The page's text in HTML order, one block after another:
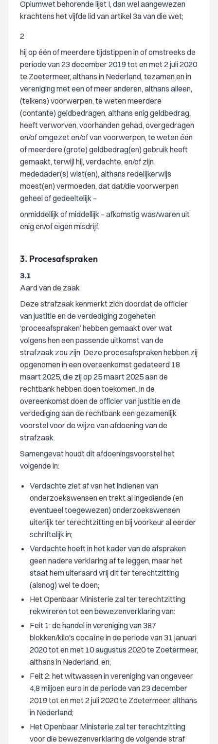
Opiumwet behorende lijst I, dan wel aangewezen
krachtens het vijfde lid van artikel 3a van die wet;
2
hij op één of meerdere tijdstippen in of omstreeks de
periode van 23 december 2019 tot en met 2 juli 2020
te Zoetermeer, althans in Nederland, tezamen en in
vereniging met een of meer anderen, althans alleen,
(telkens) voorwerpen, te weten meerdere
(contante) geldbedragen, althans enig geldbedrag,
heeft verworven, voorhanden gehad, overgedragen
en/of omgezet en/of van voorwerpen, te weten één
of meerdere (grote) geldbedrag(en) gebruik heeft
gemaakt, terwijl hij, verdachte, en/of zijn
mededader(s) wist(en), althans redelijkerwijs
moest(en) vermoeden, dat dat/die voorwerpen
geheel of gedeeltelijk –
onmiddellijk of middellijk – afkomstig was/waren uit
enig en/of eigen misdrijf.
3. Procesafspraken
3.1
Aard van de zaak
Deze strafzaak kenmerkt zich doordat de officier
van justitie en de verdediging zogeheten
‘procesafspraken’ hebben gemaakt over wat
volgens hen een passende uitkomst van de
strafzaak zou zijn. Deze procesafspraken hebben zij
opgenomen in een overeenkomst gedateerd 18
maart 2025, die zij op 25 maart 2025 aan de
rechtbank hebben doen toekomen. In de
overeenkomst doen de officier van justitie en de
verdediging aan de rechtbank een gezamenlijk
voorstel voor de wijze van afdoening van de
strafzaak.
Samengevat houdt dit afdoeningsvoorstel het
volgende in:
Verdachte ziet af van het indienen van
onderzoekswensen en trekt al ingediende (en
eventueel toegewezen) onderzoekswensen
uiterlijk ter terechtzitting en bij voorkeur al eerder
schriftelijk in;
Verdachte hoeft in het kader van de afspraken
geen nadere verklaring af te leggen, maar het
staat hem uiteraard vrij dit ter terechtzitting
(alsnog) wel te doen;
Het Openbaar Ministerie zal ter terechtzitting
rekwireren tot een bewezenverklaring van:
Feit 1: de handel in vereniging van 387
blokken/kilo's cocaïne in de periode van 31 januari
2020 tot en met 10 augustus 2020 te Zoetermeer,
althans in Nederland, en;
Feit 2: het witwassen in vereniging van ongeveer
4,8 miljoen euro in de periode van 23 december
2019 tot en met 2 juli 2020 te Zoetermeer, althans
in Nederland;
Het Openbaar Ministerie zal ter terechtzitting
voor die bewezenverklaring de volgende straf